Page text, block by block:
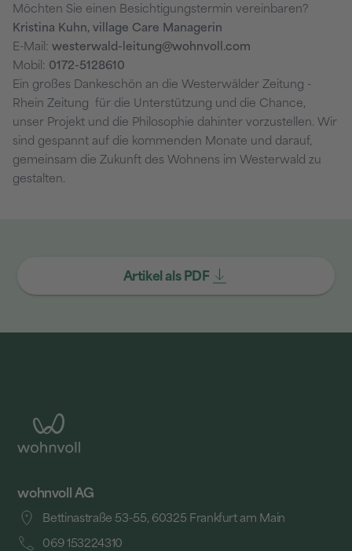
Möchten Sie einen Besichtigungstermin vereinbaren?
Kristina Kuhn, village Care Managerin
E-Mail: westerwald-leitung@wohnvoll.com
Mobil: 0172-5128610
Ein großes Dankeschön an die Westerwälder Zeitung -
Rhein Zeitung für die Unterstützung und die Chance,
unser Projekt und die Philosophie dahinter vorzustellen. Wir
sind gespannt auf die kommenden Monate und darauf,
gemeinsam die Zukunft des Wohnens im Westerwald zu
gestalten.
Artikel als PDF
wohnvoll AG
Bettinastraße 53-55, 60325 Frankfurt am Main
069 153224310